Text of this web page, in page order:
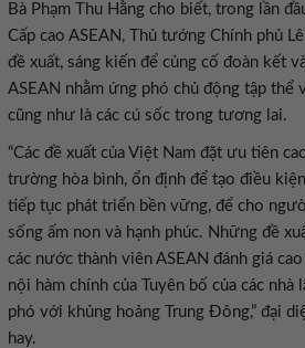
Bà Phạm Thu Hằng cho biết, trong lần
Cấp cao ASEAN, Thủ tướng Chính phủ
đề xuất, sáng kiến để củng cố đoàn kết
ASEAN nhằm ứng phó chủ động tập thể
cũng như là các cú sốc trong tương lai.
“Các đề xuất của Việt Nam đặt ưu tiên
trường hòa bình, ổn định để tạo điều
tiếp tục phát triển bền vững, để cho
sống ấm non và hạnh phúc. Những đề
các nước thành viên ASEAN đánh giá
nội hàm chính của Tuyên bố của các nhà
phó với khủng hoảng Trung Đông,” đại
hay.